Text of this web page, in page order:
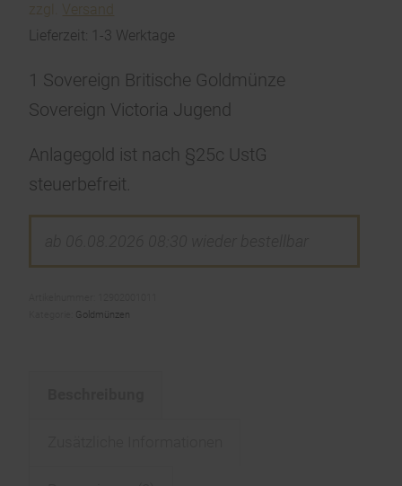
zzgl.
Versand
Lieferzeit: 1-3 Werktage
1 Sovereign Britische Goldmünze
Sovereign Victoria Jugend
Anlagegold ist nach §25c UstG
steuerbefreit.
Goldmünzen